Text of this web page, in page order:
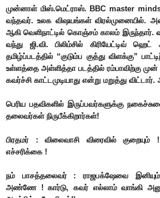
முன்னாள் மிஸ்.மெட்ராஸ். BBC master minds
வந்தவர். உலக விஷயங்கள் விரல்முனையில்.
ஆகி வெளிநாட்டில் கொஞ்சம் காலம்
வந்து ஜி.வி. பிலிம்சில் கிரியேட்டிவ்
தமிழ்ப்படத்தில் “குடும்ப குத்து விளக்கு”
உள்ளத்தை அள்ளித்தா படத்தில் ரம்பாவிற்கு
கவர்ச்சி காட்டமுடியாது என்று மறுத்து
பெரிய பதவிகளில் இருப்பவர்களுக்கு
தலைவர்கள் நிருபீக்கிறார்கள்!
பிரதமர் : விலைவாசி விரைவில் குறையும்
எச்சரிக்கை !
நம் பாசத்தலைவர் : ராஜபக்‌ஷேவை
அண்ணே ! கார்டு, கவர் எல்லாம் வாங்கி